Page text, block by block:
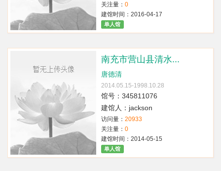
关注量： 0
建馆时间：2016-04-17
单人馆
南充市营山县清水...
唐德清
2014.05.15-1998.10.28
馆号：345811076
建馆人：jackson
访问量： 20933
关注量： 0
建馆时间：2014-05-15
单人馆